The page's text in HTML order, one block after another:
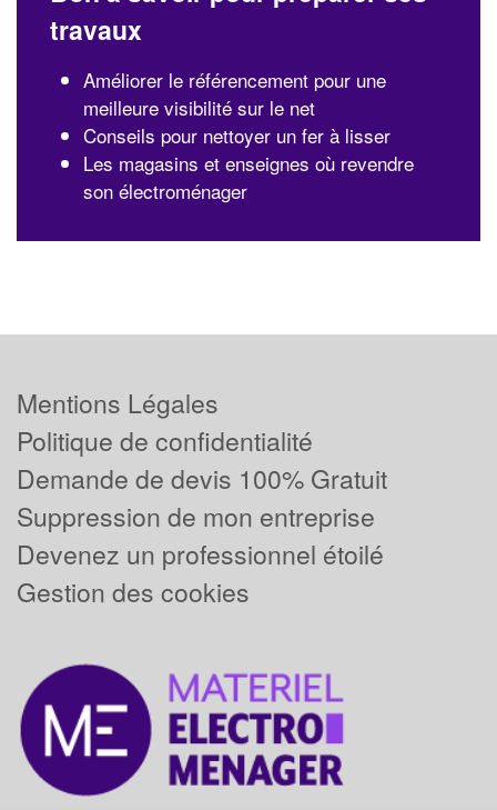
travaux
Améliorer le référencement pour une
meilleure visibilité sur le net
Conseils pour nettoyer un fer à lisser
Les magasins et enseignes où revendre
son électroménager
Mentions Légales
Politique de confidentialité
Demande de devis 100% Gratuit
Suppression de mon entreprise
Devenez un professionnel étoilé
Gestion des cookies